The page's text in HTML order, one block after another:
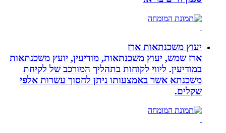
יעוץ משכנתאות ארז
ארז שמש, יעוץ משכנתאות, מודיעין, יועץ משכנתאות
במודיעין. ליווי לקוחות בתהליך המורכב של לקיחת
משכנתא אשר באמצעותו ניתן לחסוך עשרות אלפי
שקלים.